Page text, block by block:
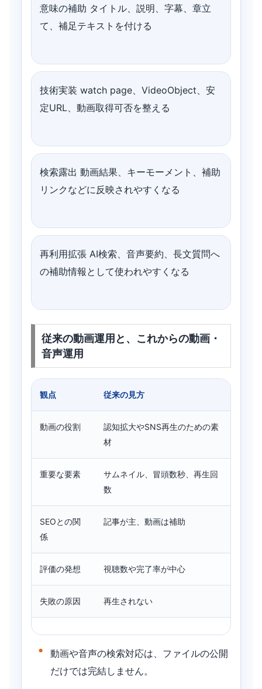
意味の補助 タイトル、説明、字幕、章立
て、補足テキストを付ける
技術実装 watch page、VideoObject、安
定URL、動画取得可否を整える
検索露出 動画結果、キーモーメント、補助
リンクなどに反映されやすくなる
再利用拡張 AI検索、音声要約、長文質問へ
の補助情報として使われやすくなる
従来の動画運用と、これからの動画・
音声運用
観点 従来の見方
動画の役割
認知拡大やSNS再生のための素
材
重要な要素
サムネイル、冒頭数秒、再生回
数
SEOとの関
係
記事が主、動画は補助
評価の発想 視聴数や完了率が中心
失敗の原因 再生されない
動画や音声の検索対応は、ファイルの公開
だけでは完結しません。